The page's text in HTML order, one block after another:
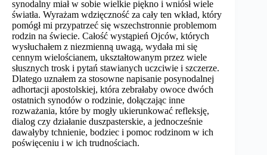
synodalny miał w sobie wielkie piękno i wniósł wiele
światła. Wyrażam wdzięczność za cały ten wkład, który
pomógł mi przypatrzeć się wszechstronnie problemom
rodzin na świecie. Całość wystąpień Ojców, których
wysłuchałem z niezmienną uwagą, wydała mi się
cennym wielościanem, ukształtowanym przez wiele
słusznych trosk i pytań stawianych uczciwie i szczerze.
Dlatego uznałem za stosowne napisanie posynodalnej
adhortacji apostolskiej, która zebrałaby owoce dwóch
ostatnich synodów o rodzinie, dołączając inne
rozważania, które by mogły ukierunkować refleksję,
dialog czy działanie duszpasterskie, a jednocześnie
dawałyby tchnienie, bodziec i pomoc rodzinom w ich
poświęceniu i w ich trudnościach.